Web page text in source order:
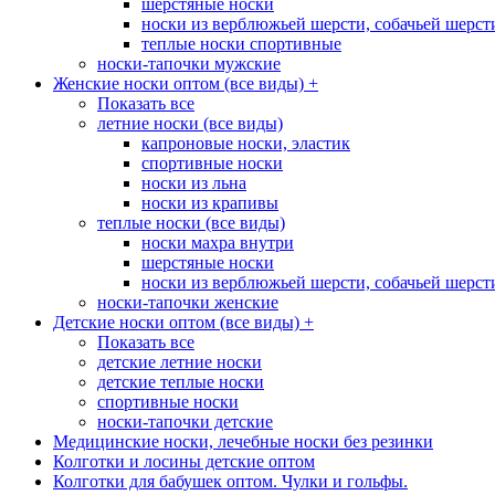
шерстяные носки
носки из верблюжьей шерсти, собачьей
теплые носки спортивные
носки-тапочки мужские
Женские носки оптом (все виды) +
Показать все
летние носки (все виды)
капроновые носки, эластик
спортивные носки
носки из льна
носки из крапивы
теплые носки (все виды)
носки махра внутри
шерстяные носки
носки из верблюжьей шерсти, собачьей
носки-тапочки женские
Детские носки оптом (все виды) +
Показать все
детские летние носки
детские теплые носки
спортивные носки
носки-тапочки детские
Медицинские носки, лечебные носки без резинки
Колготки и лосины детские оптом
Колготки для бабушек оптом. Чулки и гольфы.